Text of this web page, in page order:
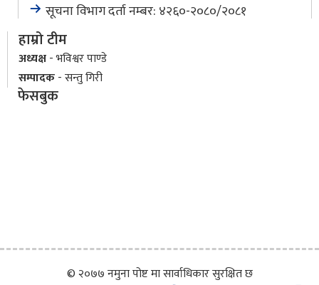
सूचना विभाग दर्ता नम्बर: ४२६०-२०८०/२०८१
हाम्रो टीम
अध्यक्ष- भविश्वर पाण्डे
सम्पादक- सन्तु गिरी
फेसबुक
© २०७७ नमुना पोष्ट मा सार्वाधिकार सुरक्षित छ